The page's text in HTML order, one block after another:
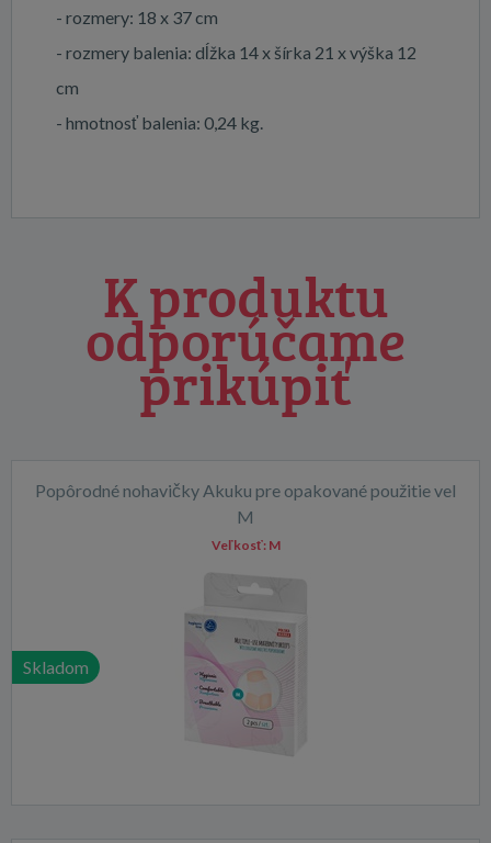
- rozmery: 18 x 37 cm
- rozmery balenia: dĺžka 14 x šírka 21 x výška 12
cm
- hmotnosť balenia: 0,24 kg.
K produktu
odporúčame
prikúpiť
Popôrodné nohavičky Akuku pre opakované použitie vel
M
Skladom
Veľkosť: M